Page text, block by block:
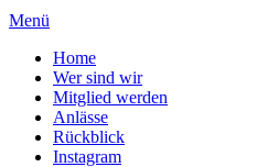
Menü
Home
Wer sind wir
Mitglied werden
Anlässe
Rückblick
Instagram